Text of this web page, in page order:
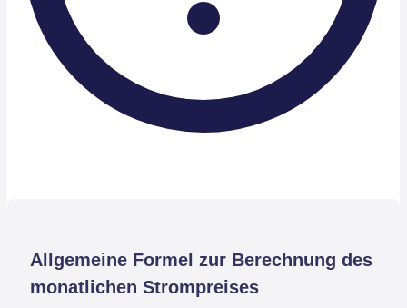
Allgemeine Formel zur Berechnung des
monatlichen Strompreises